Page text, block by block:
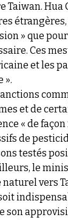
Taiwan.
étrangères,
» que
Ces
et les
».
et de
« de
de
testés
le
naturel vers
son